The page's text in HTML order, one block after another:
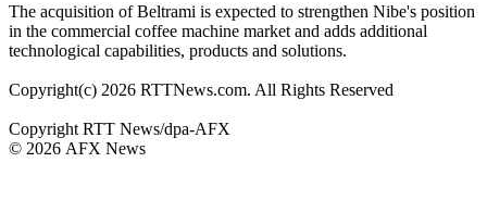
The acquisition of Beltrami is expected to strengthen Nibe's position
in the commercial coffee machine market and adds additional
technological capabilities, products and solutions.
Copyright(c) 2026 RTTNews.com. All Rights Reserved
Copyright RTT News/dpa-AFX
© 2026 AFX News